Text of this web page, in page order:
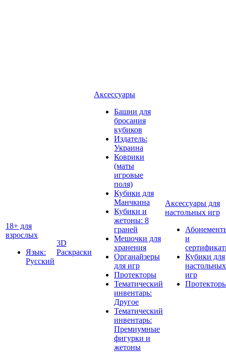
18+ для
взрослых
Язык:
Русский
3D
Раскраски
Аксессуары
Башни для
бросания
кубиков
Издатель:
Украина
Коврики
(маты
игровые
поля)
Кубики для
Манчкина
Кубики и
жетоны: 8
граней
Мешочки для
хранения
Органайзеры
для игр
Протекторы
Тематический
инвентарь:
Другое
Тематический
инвентарь:
Премиумные
фигурки и
жетоны
Аксессуары для
настольных игр
и
Кубики для
настольных
игр